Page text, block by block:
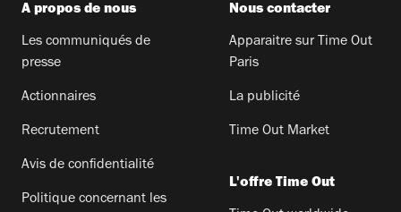
A propos de nous
Les communiqués de
presse
Actionnaires
Recrutement
Avis de confidentialité
Politique concernant les
Nous contacter
Apparaitre sur Time Out
Paris
La publicité
Time Out Market
L'offre Time Out